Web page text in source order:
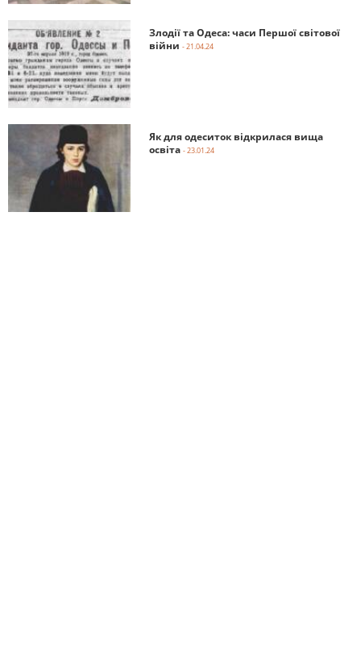
Злодії та Одеса: часи Першої світової
війни - 21.04.24
Як для одеситок відкрилася вища
освіта - 23.01.24